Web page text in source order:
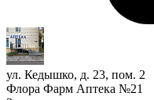
ул. Кедышко, д. 23, пом. 2
Флора Фарм Аптека №21